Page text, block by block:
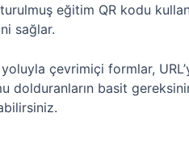
eğitim QR kodu
sağlar.
çevrimiçi formlar,
dolduranların basit